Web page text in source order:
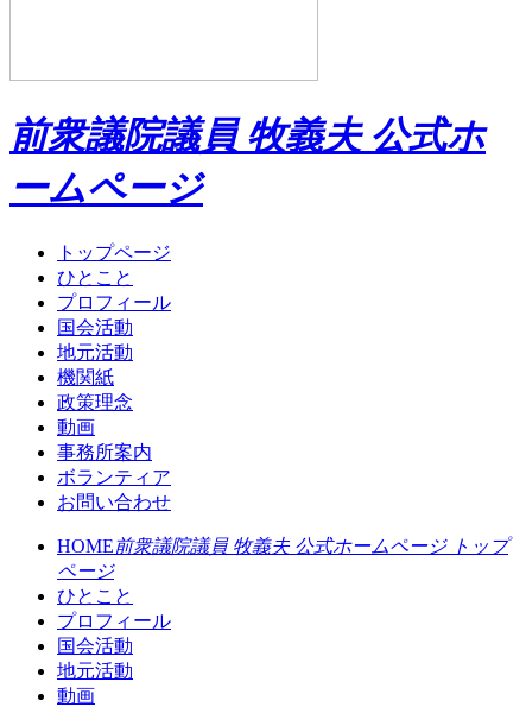
前衆議院議員 牧義夫 公式ホ
ームページ
トップページ
ひとこと
プロフィール
国会活動
地元活動
機関紙
政策理念
動画
事務所案内
ボランティア
お問い合わせ
HOME前衆議院議員 牧義夫 公式ホームページ トップ
ページ
ひとこと
プロフィール
国会活動
地元活動
動画